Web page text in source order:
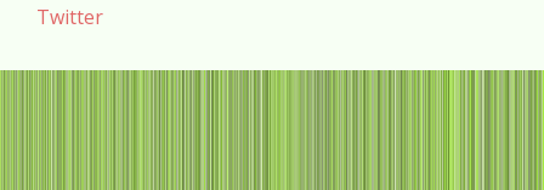
Twitter